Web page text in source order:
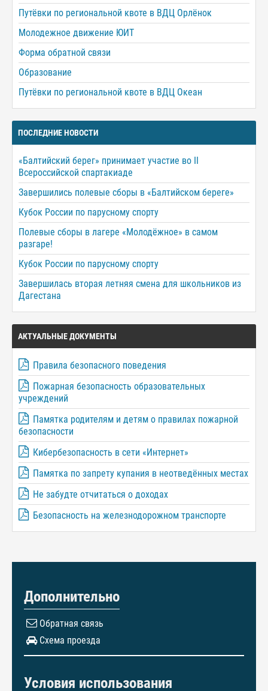
Путёвки по региональной квоте в ВДЦ Орлёнок
Молодежное движение ЮИТ
Форма обратной связи
Образование
Путёвки по региональной квоте в ВДЦ Океан
ПОСЛЕДНИЕ НОВОСТИ
«Балтийский берег» принимает участие во II
Всероссийской спартакиаде
Завершились полевые сборы в «Балтийском береге»
Кубок России по парусному спорту
Полевые сборы в лагере «Молодёжное» в самом
разгаре!
Кубок России по парусному спорту
Завершилась вторая летняя смена для школьников из
Дагестана
АКТУАЛЬНЫЕ ДОКУМЕНТЫ
Правила безопасного поведения
Пожарная безопасность образовательных
учреждений
Памятка родителям и детям о правилах пожарной
безопасности
Кибербезопасность в сети «Интернет»
Памятка по запрету купания в неотведённых местах
Не забудте отчитаться о доходах
Безопасность на железнодорожном транспорте
Дополнительно
Обратная связь
Схема проезда
Условия использования